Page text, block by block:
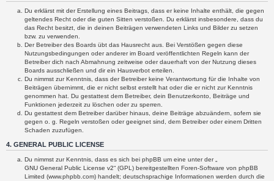
Du erklärst mit der Erstellung eines Beitrags, dass er keine Inhalte enthält, die gegen
geltendes Recht oder die guten Sitten verstoßen. Du erklärst insbesondere, dass du
das Recht besitzt, die in deinen Beiträgen verwendeten Links und Bilder zu setzen
bzw. zu verwenden.
Der Betreiber des Boards übt das Hausrecht aus. Bei Verstößen gegen diese
Nutzungsbedingungen oder anderer im Board veröffentlichten Regeln kann der
Betreiber dich nach Abmahnung zeitweise oder dauerhaft von der Nutzung dieses
Boards ausschließen und dir ein Hausverbot erteilen.
Du nimmst zur Kenntnis, dass der Betreiber keine Verantwortung für die Inhalte von
Beiträgen übernimmt, die er nicht selbst erstellt hat oder die er nicht zur Kenntnis
genommen hat. Du gestattest dem Betreiber, dein Benutzerkonto, Beiträge und
Funktionen jederzeit zu löschen oder zu sperren.
Du gestattest dem Betreiber darüber hinaus, deine Beiträge abzuändern, sofern sie
gegen o. g. Regeln verstoßen oder geeignet sind, dem Betreiber oder einem Dritten
Schaden zuzufügen.
4. GENERAL PUBLIC LICENSE
Du nimmst zur Kenntnis, dass es sich bei phpBB um eine unter der „
GNU General Public License v2“ (GPL) bereitgestellten Foren-Software von phpBB
Limited (www.phpbb.com) handelt; deutschsprachige Informationen werden durch die